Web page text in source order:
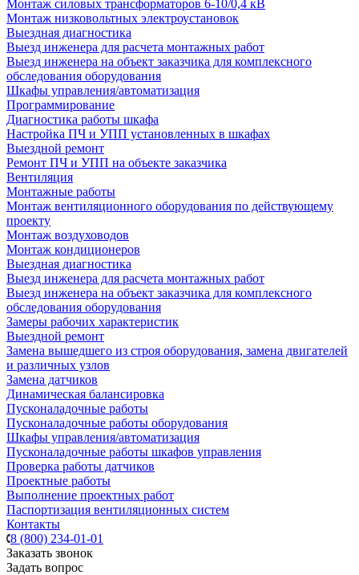
Монтаж силовых трансформаторов 6-10/0,4 кВ
Монтаж низковольтных электроустановок
Выездная диагностика
Выезд инженера для расчета монтажных работ
Выезд инженера на объект заказчика для комплексного
обследования оборудования
Шкафы управления/автоматизация
Программирование
Диагностика работы шкафа
Настройка ПЧ и УПП установленных в шкафах
Выездной ремонт
Ремонт ПЧ и УПП на объекте заказчика
Вентиляция
Монтажные работы
Монтаж вентиляционного оборудования по действующему
проекту
Монтаж воздуховодов
Монтаж кондиционеров
Выездная диагностика
Выезд инженера для расчета монтажных работ
Выезд инженера на объект заказчика для комплексного
обследования оборудования
Замеры рабочих характеристик
Выездной ремонт
Замена вышедшего из строя оборудования, замена двигателей
и различных узлов
Замена датчиков
Динамическая балансировка
Пусконаладочные работы
Пусконаладочные работы оборудования
Шкафы управления/автоматизация
Пусконаладочные работы шкафов управления
Проверка работы датчиков
Проектные работы
Выполнение проектных работ
Паспортизация вентиляционных систем
Контакты
8 (800) 234-01-01
Заказать звонок
Задать вопрос